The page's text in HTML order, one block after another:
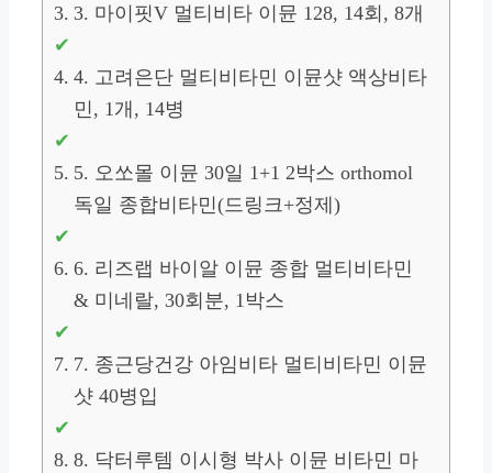
3. 마이핏V 멀티비타 이뮨 128, 14회, 8개
4. 고려은단 멀티비타민 이뮨샷 액상비타
민, 1개, 14병
5. 오쏘몰 이뮨 30일 1+1 2박스 orthomol
독일 종합비타민(드링크+정제)
6. 리즈랩 바이알 이뮨 종합 멀티비타민
& 미네랄, 30회분, 1박스
7. 종근당건강 아임비타 멀티비타민 이뮨
샷 40병입
8. 닥터루템 이시형 박사 이뮨 비타민 마